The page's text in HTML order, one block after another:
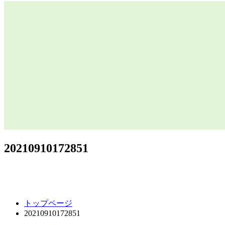
20210910172851
トップページ
20210910172851